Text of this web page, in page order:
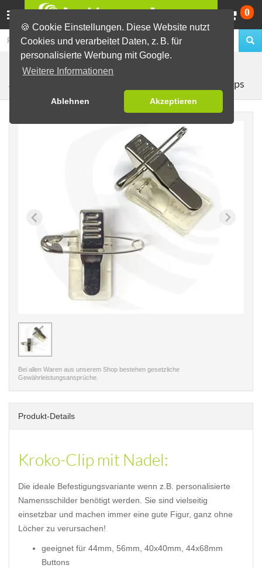
🍪 Cookie Einstellungen. Diese Website nutzt
Cookies und verarbeitet Daten, z. B. für
personalisierte Werbung mit Google.
Weitere Informationen
Ablehnen Akzeptieren
0
Buttons selber machen
Material zur Buttonherstellung
Zubehör
Nadel-Kroko-Clips
< /picture>
Bei allen Waren aus unserem Shop bestehen gesetzliche
Gewährleistungsansprüche.
Produkt-Details
Kroko-Clip mit Nadel:
Die ideale Befestigungsvariante wenn z.B. personalisierte
Namensschilder benötigt werden. Sie sind vielseitig
einsetzbar und machen immer eine gute Figur, ganz ohne
Löcher zu verursachen!
geeignet für 44mm, 56mm, 40x40mm, 44x68mm
Buttons